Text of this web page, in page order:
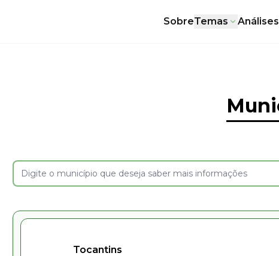
SobreTemas Análises
Tocantins